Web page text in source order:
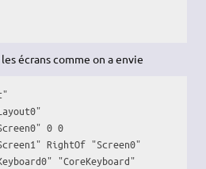
écrans comme on a envie
0 0
RightOf "Screen0"
"CoreKeyboard"